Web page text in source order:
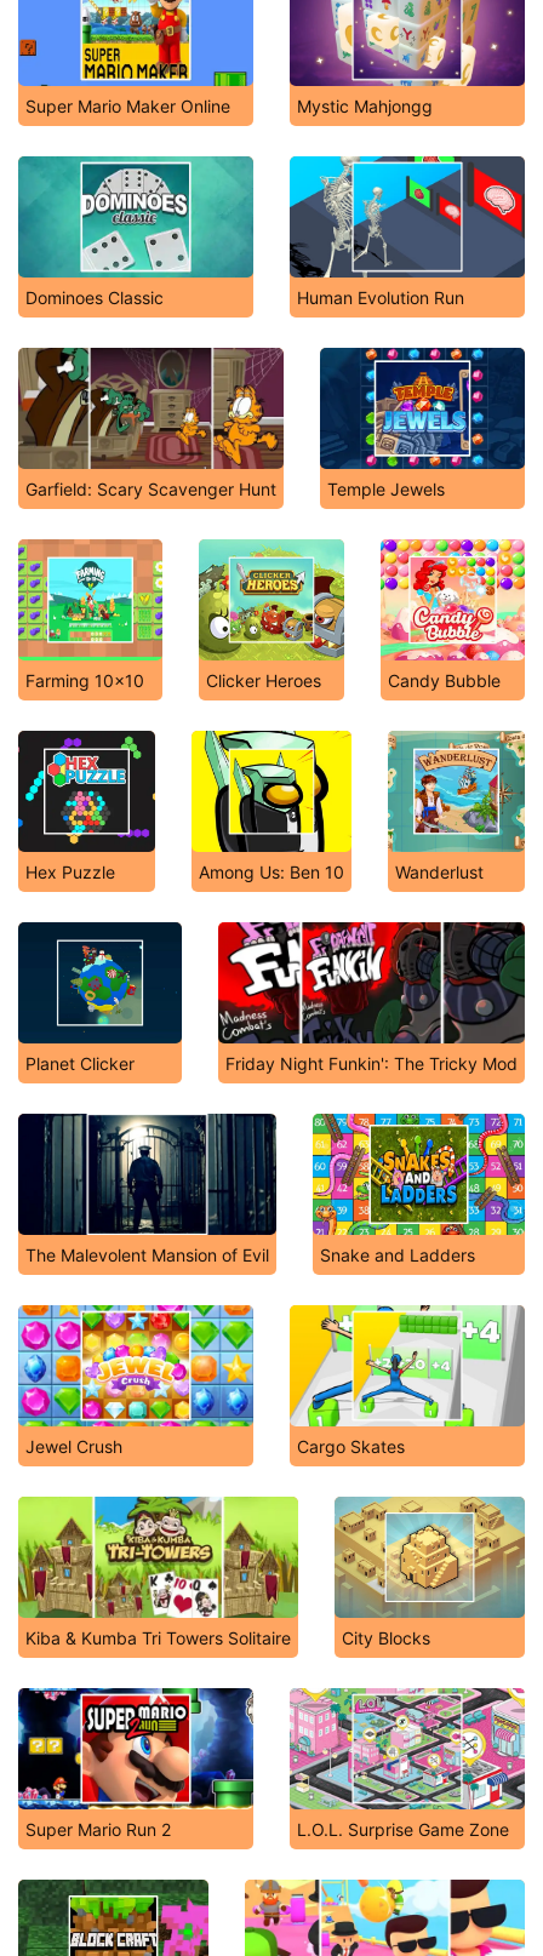
Super Mario Maker Online Mystic Mahjongg
Dominoes Classic Human Evolution Run
Garfield: Scary Scavenger Hunt Temple Jewels
Farming 10x10 Clicker Heroes Candy Bubble
Hex Puzzle Among Us: Ben 10 Wanderlust
Planet Clicker Friday Night Funkin': The Tricky Mod
The Malevolent Mansion of Evil Snake and Ladders
Jewel Crush Cargo Skates
Kiba & Kumba Tri Towers Solitaire City Blocks
Super Mario Run 2 L.O.L. Surprise Game Zone